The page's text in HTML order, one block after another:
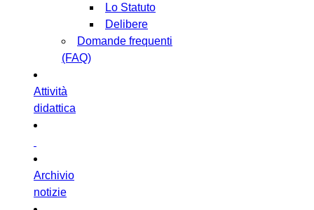
Lo Statuto
Delibere
Domande frequenti
(FAQ)
Attività
didattica
Archivio
notizie